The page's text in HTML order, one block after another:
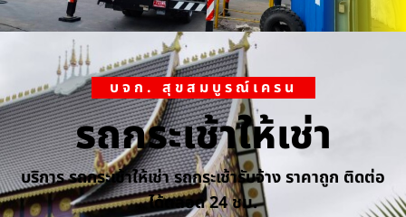
บจก. สุขสมบูรณ์เครน
รถกระเช้าให้เช่า
บริการ รถกระเช้าให้เช่า รถกระเช้ารับจ้าง ราคาถูก ติดต่อ
ได้ตลอด 24 ชม.